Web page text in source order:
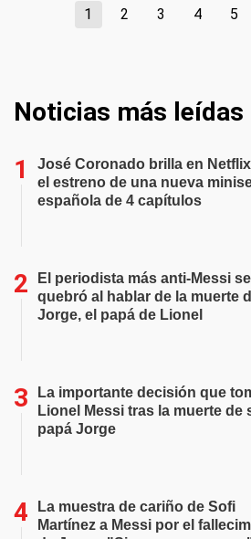
1 2 3 4 5
Noticias más leídas
José Coronado brilla en
el estreno de una nueva
española de 4 capítulos
El periodista más anti-Messi se
quebró al hablar de la muerte
Jorge, el papá de Lionel
La importante decisión que
Lionel Messi tras la muerte de
papá Jorge
La muestra de cariño de Sofi
Martínez a Messi por el